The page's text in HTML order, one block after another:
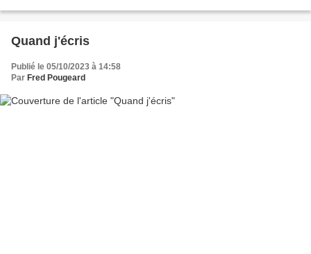
Quand j'écris
Publié le 05/10/2023 à 14:58
Par Fred Pougeard